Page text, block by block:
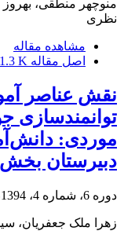
منوچهر منطقی، بهروز
نظری
مشاهده مقاله
اصل مقاله K
نقش عناصر
توانمندسازی
موردی:
دبیرستان
دوره 6، شماره 4، 1394، صفحه
زهرا ملک جعفریان،